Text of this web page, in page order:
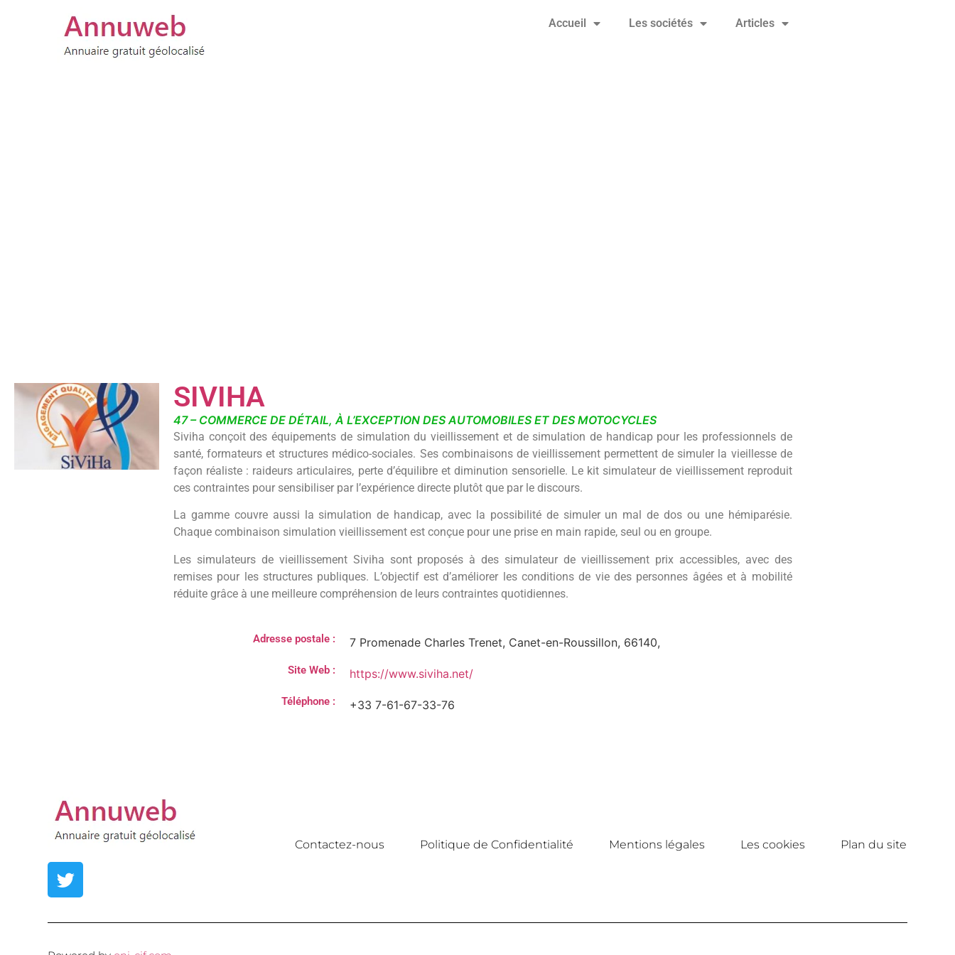
Accueil Les sociétés Articles
SIVIHA
47 – COMMERCE DE DÉTAIL, À L’EXCEPTION DES AUTOMOBILES ET DES MOTOCYCLES
Siviha conçoit des équipements de simulation du vieillissement et de simulation de handicap pour les professionnels de
santé, formateurs et structures médico-sociales. Ses combinaisons de vieillissement permettent de simuler la vieillesse de
façon réaliste : raideurs articulaires, perte d’équilibre et diminution sensorielle. Le kit simulateur de vieillissement reproduit
ces contraintes pour sensibiliser par l’expérience directe plutôt que par le discours.
La gamme couvre aussi la simulation de handicap, avec la possibilité de simuler un mal de dos ou une hémiparésie.
Chaque combinaison simulation vieillissement est conçue pour une prise en main rapide, seul ou en groupe.
Les simulateurs de vieillissement Siviha sont proposés à des simulateur de vieillissement prix accessibles, avec des
remises pour les structures publiques. L’objectif est d’améliorer les conditions de vie des personnes âgées et à mobilité
réduite grâce à une meilleure compréhension de leurs contraintes quotidiennes.
Adresse postale : 7 Promenade Charles Trenet, Canet-en-Roussillon, 66140,
Site Web : https://www.siviha.net/
Téléphone : +33 7-61-67-33-76
Contactez-nous Politique de Confidentialité Mentions légales Les cookies Plan du site